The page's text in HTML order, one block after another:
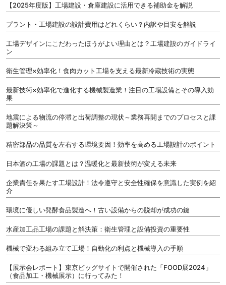
【2025年度版】工場建設・倉庫建設に活用できる補助金を解説
プラント・工場建設の設計費用はどれくらい？内訳や目安を解説
工場デザインにこだわったほうがよい理由とは？工場建設のガイドライ
ン
衛生管理×効率化！食肉カット工場を支える最新冷蔵技術の実態
最新技術×効率化で進化する機械製造業！注目の工場設備とその導入効
果
地震による物流の停滞と出荷調整の現状～業務再開までのプロセスと課
題解決策～
精密部品の品質を左右する環境要因！効率を高める工場設計のポイント
日本酒の工場の課題とは？温暖化と最新技術が変える未来
企業責任を果たす工場設計！法令遵守と安全性確保を意識した実例を紹
介
環境に優しい発酵食品製造へ！古い設備からの脱却が成功の鍵
水産加工品工場の課題と解決策：衛生管理と設備投資の重要性
機械で変わる組み立て工場！自動化の利点と機械導入の手順
【展示会レポート】東京ビッグサイトで開催された「FOOD展2024」
（食品加工・機械展示）に行ってみた！